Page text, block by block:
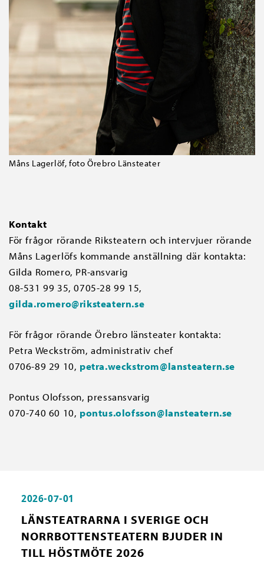
Måns Lagerlöf, foto Örebro Länsteater
Kontakt
För frågor rörande Riksteatern och intervjuer rörande
Måns Lagerlöfs kommande anställning där kontakta:
Gilda Romero, PR-ansvarig
08-531 99 35, 0705-28 99 15,
gilda.romero@riksteatern.se
För frågor rörande Örebro länsteater kontakta:
Petra Weckström, administrativ chef
0706-89 29 10, petra.weckstrom@lansteatern.se
Pontus Olofsson, pressansvarig
070-740 60 10, pontus.olofsson@lansteatern.se
2026-07-01
LÄNSTEATRARNA I SVERIGE OCH
NORRBOTTENSTEATERN BJUDER IN
TILL HÖSTMÖTE 2026